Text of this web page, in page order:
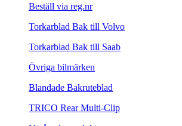
Beställ via reg.nr
Torkarblad Bak till Volvo
Torkarblad Bak till Saab
Övriga bilmärken
Blandade Bakruteblad
TRICO Rear Multi-Clip